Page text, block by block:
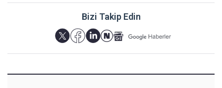
Bizi Takip Edin